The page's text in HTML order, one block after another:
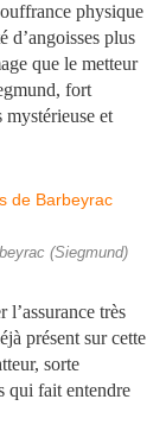
physique
d’angoisses plus
que le metteur
fort
et
(Siegmund)
l’assurance très
présent sur cette
sorte
qui fait entendre